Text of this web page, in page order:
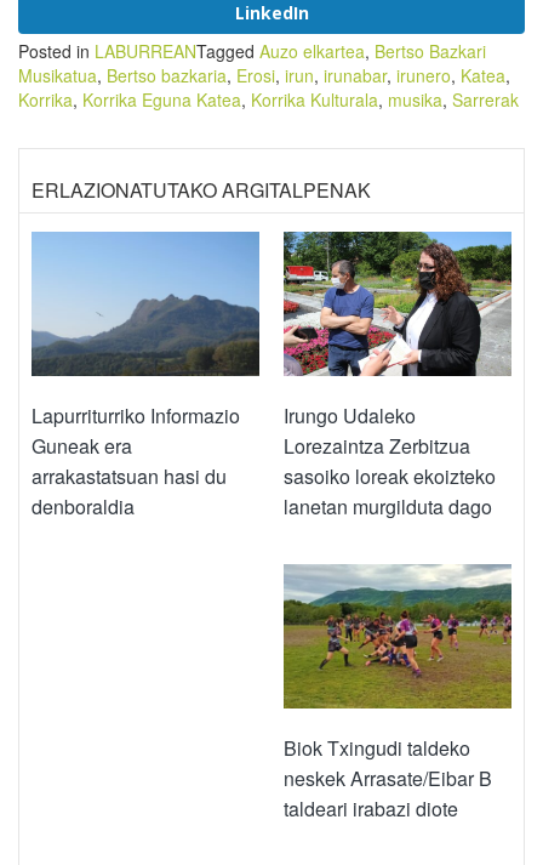
LinkedIn
Posted in LABURREANTagged Auzo elkartea, Bertso Bazkari
Musikatua, Bertso bazkaria, Erosi, irun, irunabar, irunero, Katea,
Korrika, Korrika Eguna Katea, Korrika Kulturala, musika, Sarrerak
ERLAZIONATUTAKO ARGITALPENAK
Lapurriturriko Informazio
Guneak era
arrakastatsuan hasi du
denboraldia
Irungo Udaleko
Lorezaintza Zerbitzua
sasoiko loreak ekoizteko
lanetan murgilduta dago
Biok Txingudi taldeko
neskek Arrasate/Eibar B
taldeari irabazi diote